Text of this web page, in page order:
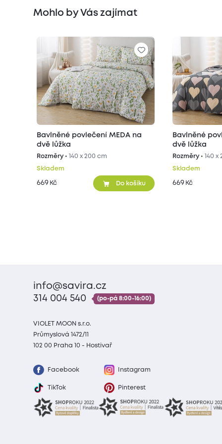
Mohlo by Vás zajímat
Bavlněné povlečení MEDA na
dvě lůžka
Rozměry • 140 x 200 cm
Skladem
669 Kč Do košíku
Bavlněné
dvě lůžka
Rozměry • 140
Skladem
669 Kč
info@savira.cz
314 004 540
(po-pá 8:00-16:00)
VIOLET MOON s.r.o.
Průmyslová 1472/11
102 00 Praha 10 - Hostivař
Facebook Instagram
TikTok Pinterest